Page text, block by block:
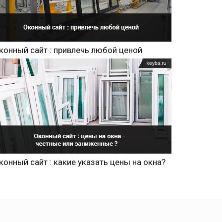
сайт : привлечь любой ценой
сайт : какие указать цены на окна?